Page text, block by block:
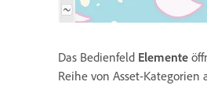
Das Bedienfeld Elemente
Reihe von Asset-Kategorien